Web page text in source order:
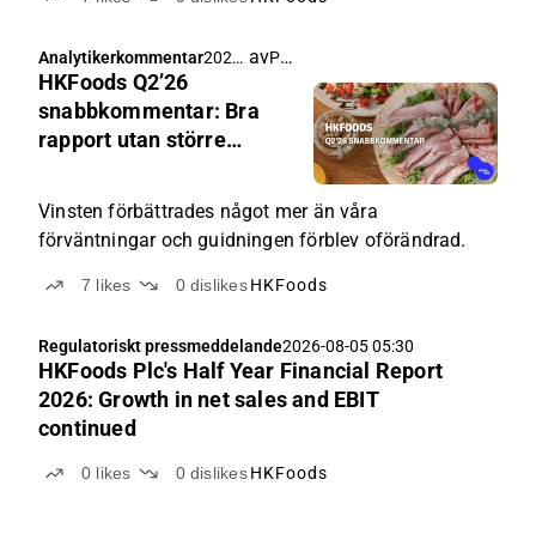
Analytikerkommentar2026-
05:54
av Pauli Lohi
HKFoods Q2’26
snabbkommentar: Bra
rapport utan större
Vinsten förbättrades något mer än våra
förväntningar och guidningen förblev oförändrad.
7 likes 0 dislikes HKFoods
Regulatoriskt pressmeddelande2026-08-05 05:30
HKFoods Plc's Half Year Financial Report
2026: Growth in net sales and EBIT
continued
0 likes 0 dislikes HKFoods